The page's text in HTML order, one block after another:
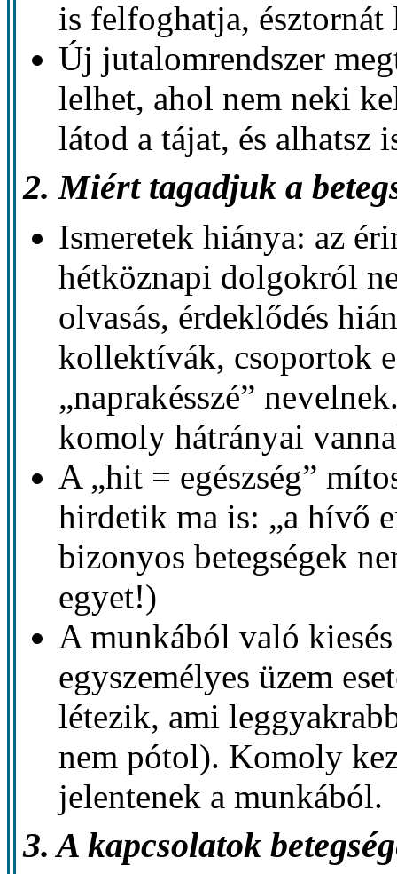
is felfoghatja, észtornát
Új jutalomrendszer
lelhet, ahol nem neki
látod a tájat, és alhatsz
2. Miért tagadjuk a
Ismeretek hiánya: az
hétköznapi dolgokról
olvasás, érdeklődés
kollektívák, csoportok
„naprakésszé”
komoly hátrányai
A „hit = egészség”
hirdetik ma is: „a hívő
bizonyos betegségek
egyet!)
A munkából való
egyszemélyes üzem
létezik, ami
nem pótol). Komoly
jelentenek a munkából.
3. A kapcsolatok